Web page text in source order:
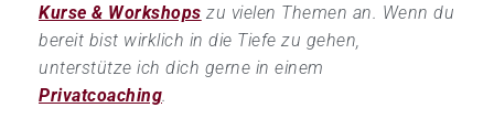
Kurse & Workshops zu vielen Themen an. Wenn du
bereit bist wirklich in die Tiefe zu gehen,
unterstütze ich dich gerne in einem
Privatcoaching.